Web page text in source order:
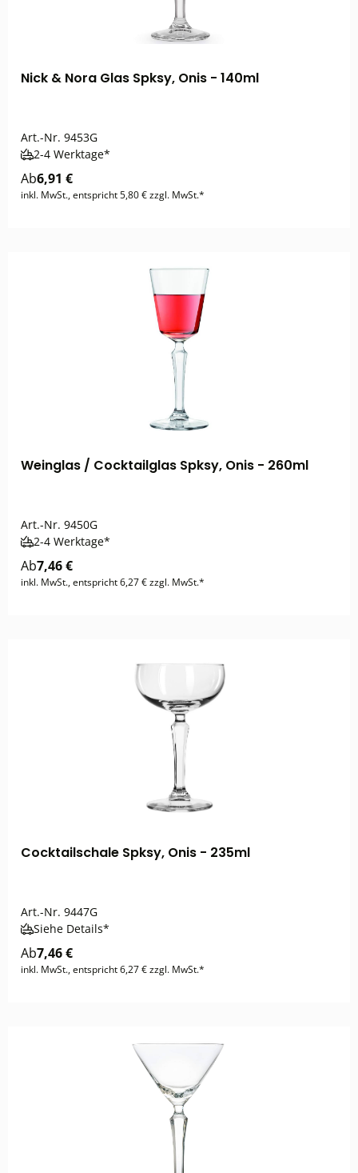
Nick & Nora Glas Spksy, Onis - 140ml
Art.-Nr. 9453G
2-4 Werktage*
Ab6,91 €
inkl. MwSt., entspricht 5,80 € zzgl. MwSt.*
Weinglas / Cocktailglas Spksy, Onis - 260ml
Art.-Nr. 9450G
2-4 Werktage*
Ab7,46 €
inkl. MwSt., entspricht 6,27 € zzgl. MwSt.*
Cocktailschale Spksy, Onis - 235ml
Art.-Nr. 9447G
Siehe Details*
Ab7,46 €
inkl. MwSt., entspricht 6,27 € zzgl. MwSt.*